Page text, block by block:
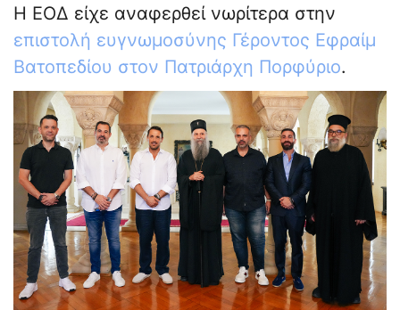
Η ΕΟΔ είχε αναφερθεί νωρίτερα στην
επιστολή ευγνωμοσύνης Γέροντος Εφραίμ
Βατοπεδίου στον Πατριάρχη Πορφύριο.